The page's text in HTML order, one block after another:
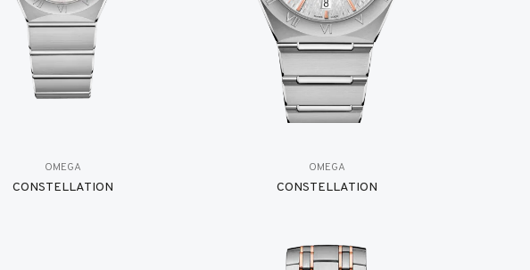
OMEGA
CONSTELLATION
OMEGA
CONSTELLATION